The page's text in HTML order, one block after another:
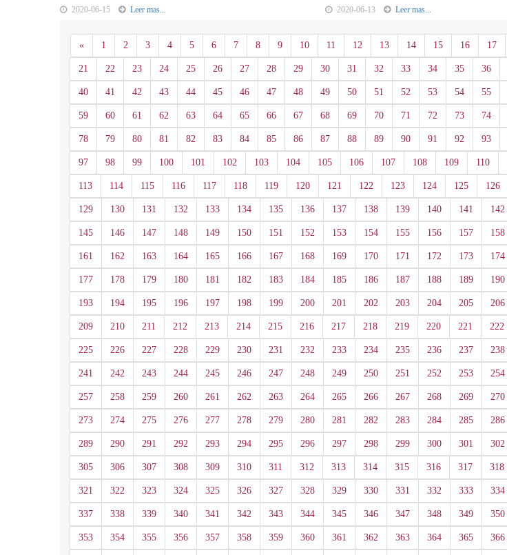
2020-06-15 Leer mas... 2020-06-13 Leer mas...
«Anterior
1 2 3 4 5 6 7 8 9 10 11 12 13 14 15 16 17
21 22 23 24 25 26 27 28 29 30 31 32 33 34 35 36
40 41 42 43 44 45 46 47 48 49 50 51 52 53 54 55
59 60 61 62 63 64 65 66 67 68 69 70 71 72 73 74
78 79 80 81 82 83 84 85 86 87 88 89 90 91 92 93
97 98 99 100 101 102 103 104 105 106 107 108 109 110
113 114 115 116 117 118 119 120 121 122 123 124 125 126
129 130 131 132 133 134 135 136 137 138 139 140 141 142
145 146 147 148 149 150 151 152 153 154 155 156 157 158
161 162 163 164 165 166 167 168 169 170 171 172 173 174
177 178 179 180 181 182 183 184 185 186 187 188 189 190
193 194 195 196 197 198 199 200 201 202 203 204 205 206
209 210 211 212 213 214 215 216 217 218 219 220 221 222
225 226 227 228 229 230 231 232 233 234 235 236 237 238
241 242 243 244 245 246 247 248 249 250 251 252 253 254
257 258 259 260 261 262 263 264 265 266 267 268 269 270
273 274 275 276 277 278 279 280 281 282 283 284 285 286
289 290 291 292 293 294 295 296 297 298 299 300 301 302
305 306 307 308 309 310 311 312 313 314 315 316 317 318
321 322 323 324 325 326 327 328 329 330 331 332 333 334
337 338 339 340 341 342 343 344 345 346 347 348 349 350
353 354 355 356 357 358 359 360 361 362 363 364 365 366